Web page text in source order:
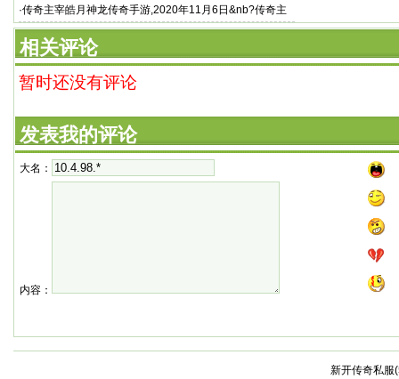
·传奇主宰皓月神龙传奇手游,2020年11月6日&nb?传奇主
宰皓月神龙传奇手游 sp
相关评论
暂时还没有评论
发表我的评论
大名：
内容：
新开传奇私服(